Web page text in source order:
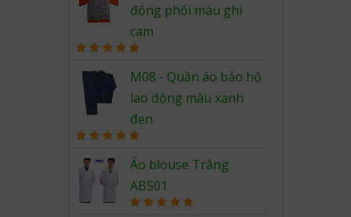
động phối màu ghi
cam
out of 5
M08 - Quần áo bảo hộ
lao động màu xanh
đen
out of 5
Áo blouse Trắng
ABS01